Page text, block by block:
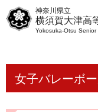
神奈川県立
横須賀大津高
Yokosuka-Otsu
女子バレーボ